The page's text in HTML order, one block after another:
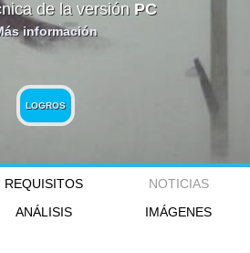
de la versión PC
información
LOGROS
REQUISITOS
NOTICIAS
ANÁLISIS
IMÁGENES